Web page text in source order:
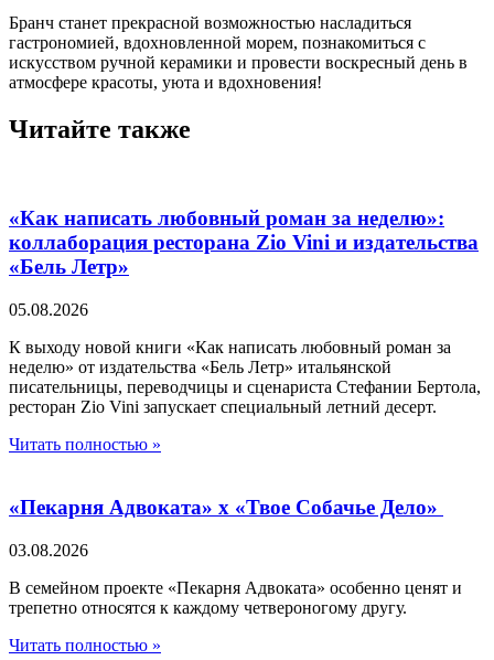
Бранч станет прекрасной возможностью насладиться
гастрономией, вдохновленной морем, познакомиться с
искусством ручной керамики и провести воскресный день в
атмосфере красоты, уюта и вдохновения!
Читайте также
«Как написать любовный роман за неделю»:
коллаборация ресторана Zio Vini и издательства
«Бель Летр»
05.08.2026
К выходу новой книги «Как написать любовный роман за
неделю» от издательства «Бель Летр» итальянской
писательницы, переводчицы и сценариста Стефании Бертола,
ресторан Zio Vini запускает специальный летний десерт.
Читать полностью »
«Пекарня Адвоката» х «Твое Собачье Дело»
03.08.2026
В семейном проекте «Пекарня Адвоката» особенно ценят и
трепетно относятся к каждому четвероногому другу.
Читать полностью »